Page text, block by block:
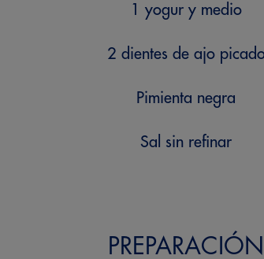
1 yogur y medio
2 dientes de ajo
Pimienta negra
Sal sin refinar
PREPARACIÓN